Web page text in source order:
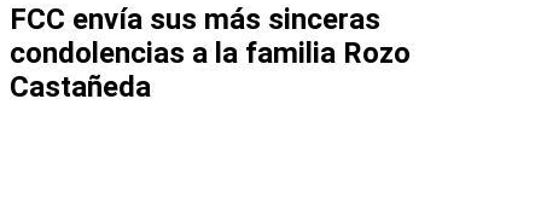
FCC envía sus más sinceras
condolencias a la familia Rozo
Castañeda